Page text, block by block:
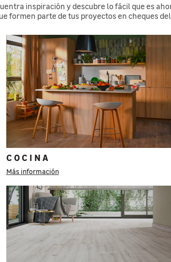
inspiración y descubre lo fácil que es
formen parte de tus proyectos en cheques del
COCINA
Más información